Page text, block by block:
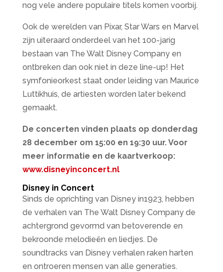
nog vele andere populaire titels komen voorbij.
Ook de werelden van Pixar, Star Wars en Marvel
zijn uiteraard onderdeel van het 100-jarig
bestaan van The Walt Disney Company en
ontbreken dan ook niet in deze line-up! Het
symfonieorkest staat onder leiding van Maurice
Luttikhuis, de artiesten worden later bekend
gemaakt.
De concerten vinden plaats op donderdag
28 december om 15:00 en 19:30 uur. Voor
meer informatie en de kaartverkoop:
www.disneyinconcert.nl
Disney in Concert
Sinds de oprichting van Disney in1923, hebben
de verhalen van The Walt Disney Company de
achtergrond gevormd van betoverende en
bekroonde melodieën en liedjes. De
soundtracks van Disney verhalen raken harten
en ontroeren mensen van alle generaties.